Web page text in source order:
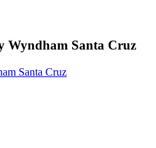
Wyndham Santa Cruz
Santa Cruz